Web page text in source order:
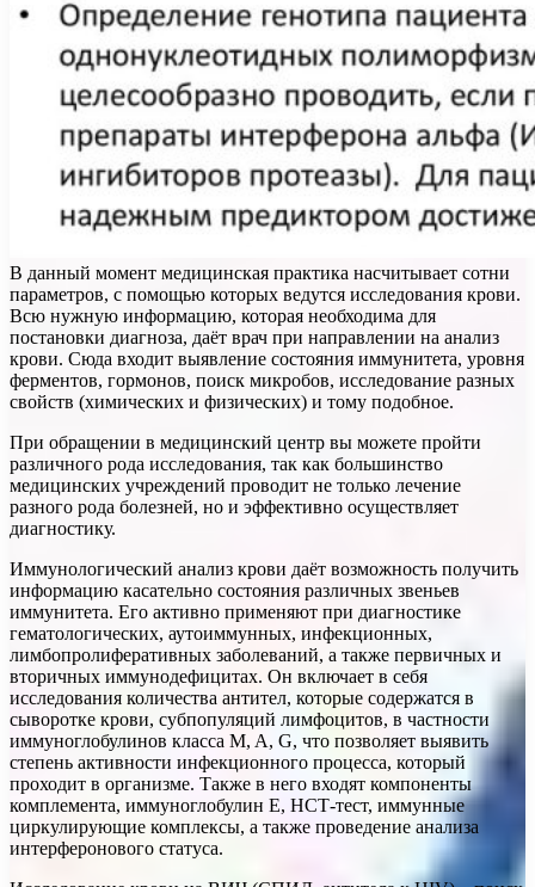
В данный момент медицинская практика насчитывает сотни
параметров, с помощью которых ведутся исследования крови.
Всю нужную информацию, которая необходима для
постановки диагноза, даёт врач при направлении на анализ
крови. Сюда входит выявление состояния иммунитета, уровня
ферментов, гормонов, поиск микробов, исследование разных
свойств (химических и физических) и тому подобное.
При обращении в медицинский центр вы можете пройти
различного рода исследования, так как большинство
медицинских учреждений проводит не только лечение
разного рода болезней, но и эффективно осуществляет
диагностику.
Иммунологический анализ крови даёт возможность получить
информацию касательно состояния различных звеньев
иммунитета. Его активно применяют при диагностике
гематологических, аутоиммунных, инфекционных,
лимбопролиферативных заболеваний, а также первичных и
вторичных иммунодефицитах. Он включает в себя
исследования количества антител, которые содержатся в
сыворотке крови, субпопуляций лимфоцитов, в частности
иммуноглобулинов класса M, A, G, что позволяет выявить
степень активности инфекционного процесса, который
проходит в организме. Также в него входят компоненты
комплемента, иммуноглобулин E, НСТ-тест, иммунные
циркулирующие комплексы, а также проведение анализа
интерферонового статуса.